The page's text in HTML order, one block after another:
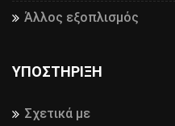
Άλλος εξοπλισμός
ΥΠΟΣΤΉΡΙΞΗ
Σχετικά με